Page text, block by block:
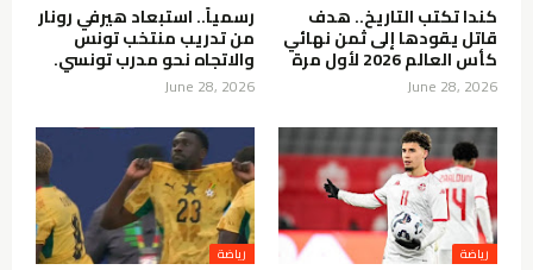
كندا تكتب التاريخ.. هدف
قاتل يقودها إلى ثمن نهائي
كأس العالم 2026 لأول مرة
June 28, 2026
رسمياً.. استبعاد هيرفي رونار
من تدريب منتخب تونس
والاتجاه نحو مدرب تونسي.
June 28, 2026
رياضة رياضة